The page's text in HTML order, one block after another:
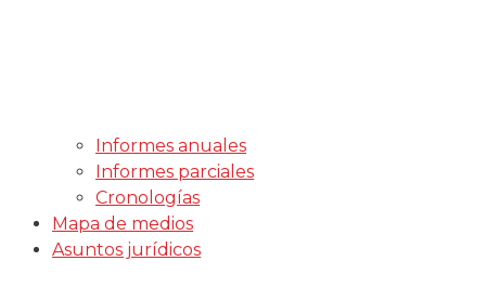
Informes anuales
Informes parciales
Cronologías
Mapa de medios
Asuntos jurídicos